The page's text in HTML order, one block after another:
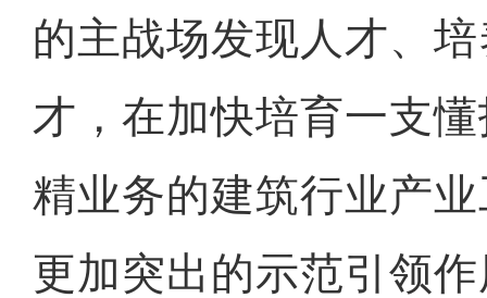
的主战场发现人才、
才，在加快培育一支
精业务的建筑行业产
更加突出的示范引领